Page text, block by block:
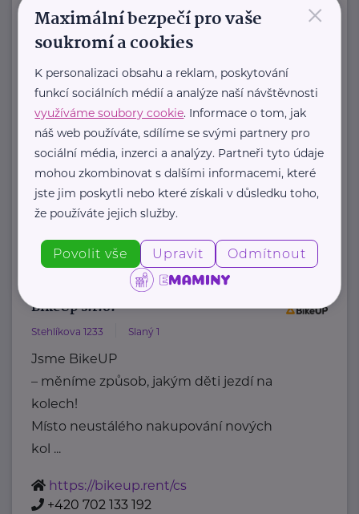
AMADEUS Design s.r.o.
AMADEUS Design s.r.o. je
specializované vizuální studio, které
se věnuje komplexnímu grafickému
designu, fotorealistickým 3D
vizualizacím, ...
https://www.amadeusdesign.cz/
+420 733 108 557
petr@amadeusdesign.cz
BikeUp s.r.o.
Stehlíkova 1233 Slaný 1
Jsme BikeUP
– měníme způsob, jakým děti jezdí na
kolech!
Místo neustálého nakupování nových
kol ...
https://bikeup.rent/cs
+420 702 133 192
×
Maximální bezpečí pro vaše
soukromí a cookies
K personalizaci obsahu a reklam, poskytování
funkcí sociálních médií a analýze naší návštěvnosti
využíváme soubory cookie. Informace o tom, jak
náš web používáte, sdílíme se svými partnery pro
sociální média, inzerci a analýzy. Partneři tyto údaje
mohou zkombinovat s dalšími informacemi, které
jste jim poskytli nebo které získali v důsledku toho,
že používáte jejich služby.
Povolit vše Upravit Odmítnout